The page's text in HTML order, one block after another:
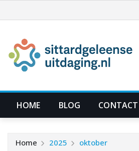
naar
inhoud
HOME BLOG CONTACT
Home 2025 oktober